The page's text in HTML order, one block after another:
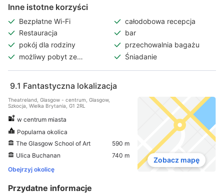
Inne istotne korzyści
Bezpłatne Wi-Fi
całodobowa recepcja
Restauracja
bar
pokój dla rodziny
przechowalnia bagażu
możliwy pobyt ze
Śniadanie
9.1 Fantastyczna lokalizacja
Theatreland, Glasgow - centrum, Glasgow,
Szkocja, Wielka Brytania, G1 2RL
w centrum miasta
Popularna okolica
The Glasgow School of Art
590 m
Ulica Buchanan
740 m
Obejrzyj okolicę
Zobacz mapę
Przydatne informacje